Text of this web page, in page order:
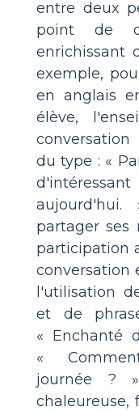
entre deux
point de
enrichissant
exemple,
en anglais
élève,
du type : «
partager ses
participation
conversation
l'utilisation
et de
« Enchanté
«
journée ?
chaleureuse,